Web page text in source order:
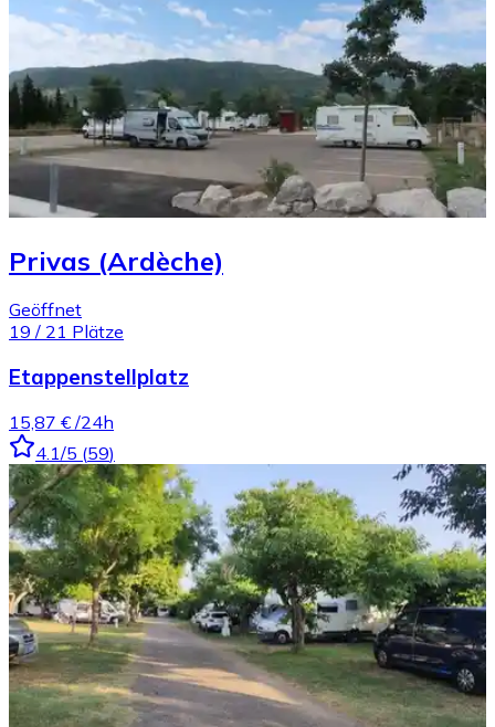
Privas (Ardèche)
Geöffnet
19 / 21 Plätze
Etappenstellplatz
15,87 € /24h
4.1/5 (59)